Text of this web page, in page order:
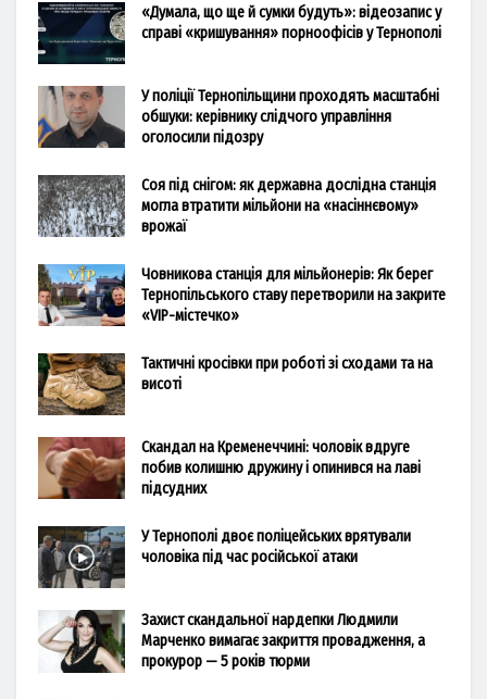
«Думала, що ще й сумки будуть»: відеозапис у
справі «кришування» порноофісів у Тернополі
У поліції Тернопільщини проходять масштабні
обшуки: керівнику слідчого управління
оголосили підозру
Соя під снігом: як державна дослідна станція
могла втратити мільйони на «насіннєвому»
врожаї
Човникова станція для мільйонерів: Як берег
Тернопільського ставу перетворили на закрите
«VIP-містечко»
Тактичні кросівки при роботі зі сходами та на
висоті
Скандал на Кременеччині: чоловік вдруге
побив колишню дружину і опинився на лаві
підсудних
У Тернополі двоє поліцейських врятували
чоловіка під час російської атаки
Захист скандальної нардепки Людмили
Марченко вимагає закриття провадження, а
прокурор — 5 років тюрми